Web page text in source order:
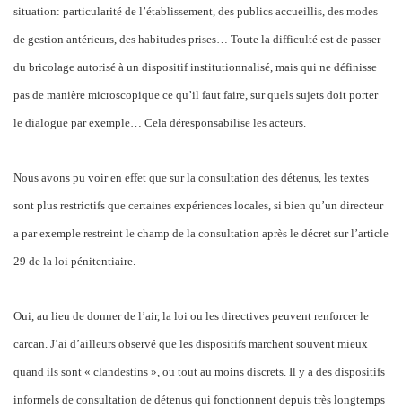
situation: particularité de l’établissement, des publics accueillis, des modes
de gestion antérieurs, des habitudes prises… Toute la difficulté est de passer
du bricolage autorisé à un dispositif institutionnalisé, mais qui ne définisse
pas de manière microscopique ce qu’il faut faire, sur quels sujets doit porter
le dialogue par exemple… Cela déresponsabilise les acteurs.
Nous avons pu voir en effet que sur la consultation des détenus, les textes
sont plus restrictifs que certaines expériences locales, si bien qu’un directeur
a par exemple restreint le champ de la consultation après le décret sur l’article
29 de la loi pénitentiaire.
Oui, au lieu de donner de l’air, la loi ou les directives peuvent renforcer le
carcan. J’ai d’ailleurs observé que les dispositifs marchent souvent mieux
quand ils sont « clandestins », ou tout au moins discrets. Il y a des dispositifs
informels de consultation de détenus qui fonctionnent depuis très longtemps